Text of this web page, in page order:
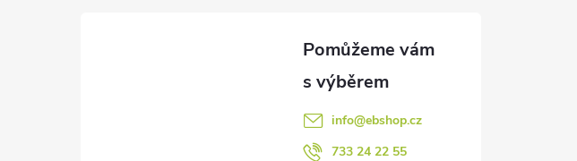
info@ebshop.cz
733 24 22 55